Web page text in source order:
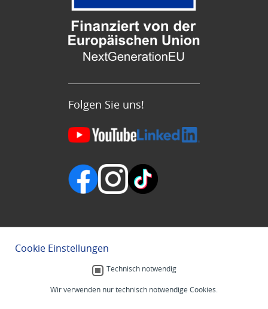
Folgen Sie uns!
Cookie Einstellungen
Technisch notwendig
Wir verwenden nur technisch notwendige Cookies.